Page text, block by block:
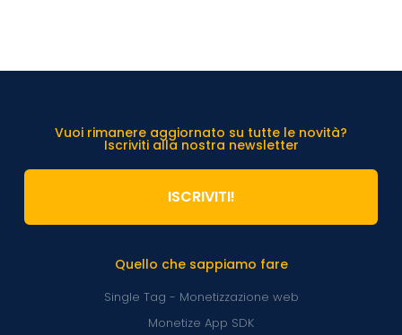
Quello che sappiamo fare
Single Tag - Monetizzazione web
Monetize App SDK
Vuoi rimanere aggiornato su tutte le novità?
Iscriviti alla nostra newsletter
ISCRIVITI!